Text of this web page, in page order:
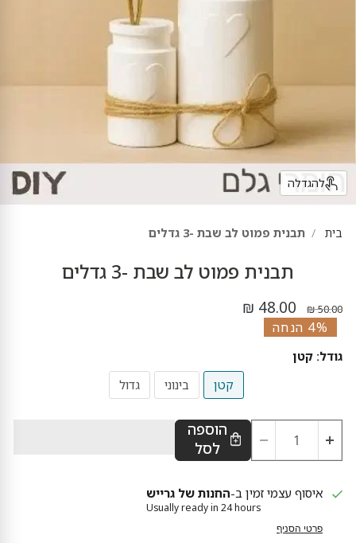
להגדלה
בית תבנית פמוט לב שבת -3 גדלים
תבנית פמוט לב שבת -3 גדלים
4% הנחה
מחיר מקורי
50.00 ₪ מחיר נוכחי
48.00 ₪
גודל: קטן
קטן
בינוני גדול
הוספה
לסל
איסוף עצמי זמין ב-החנות של גרייש
Usually ready in 24 hours
פרטי הסניף